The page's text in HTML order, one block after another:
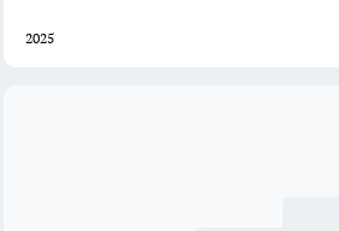
2025